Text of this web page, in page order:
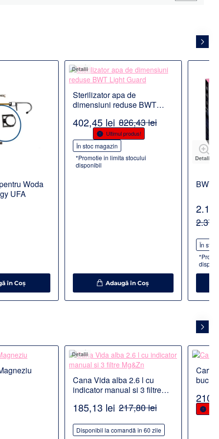
Woda
UFA
în Coş
Detalii
Sterilizator apa de
dimensiuni reduse BWT
Ultimul produs!
În stoc magazin
*Promotie in limita stocului
disponibil
402,45 lei 826,43 lei
Adaugă în Coş
Detalii
BWT
În stoc
POPULAR
Detalii
Cana Vida alba 2.6 l cu
indicator manual si 3 filtre
Disponibil la comandă în 60 zile
185,13 lei 217,80 lei
Detalii
buc